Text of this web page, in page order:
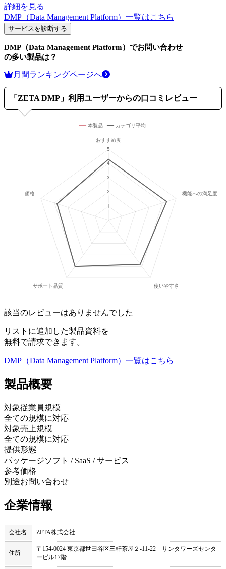
詳細を見る
DMP（Data Management Platform） 一覧はこちら
サービスを診断する
DMP（Data Management Platform） でお問い合わせ
の多い製品は？
月間ランキングページへ
「 ZETA DMP 」利用ユーザーからの口コミレビュー
該当のレビューはありませんでした
リストに追加した製品資料を
無料で請求できます。
DMP（Data Management Platform） 一覧はこちら
製品概要
対象従業員規模
全ての規模に対応
対象売上規模
全ての規模に対応
提供形態
パッケージソフト / SaaS / サービス
参考価格
別途お問い合わせ
企業情報
会社名 ZETA株式会社
住所
〒154-0024 東京都世田谷区三軒茶屋２-11-22 サンタワーズセンタ
ービル17階